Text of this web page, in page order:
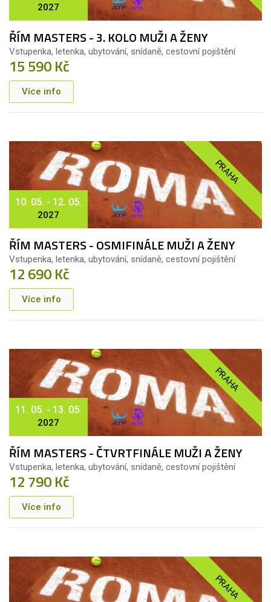
2027
ŘÍM MASTERS - 3. KOLO MUŽI A ŽENY
Vstupenka, letenka, ubytování, snídaně, cestovní pojištění
15 590 Kč
Více info
PRAHA
10. 05. - 12. 05.
2027
ŘÍM MASTERS - OSMIFINÁLE MUŽI A ŽENY
Vstupenka, letenka, ubytování, snídaně, cestovní pojištění
12 690 Kč
Více info
PRAHA
11. 05. - 13. 05.
2027
ŘÍM MASTERS - ČTVRTFINÁLE MUŽI A ŽENY
Vstupenka, letenka, ubytování, snídaně, cestovní pojištění
12 790 Kč
Více info
PRAHA